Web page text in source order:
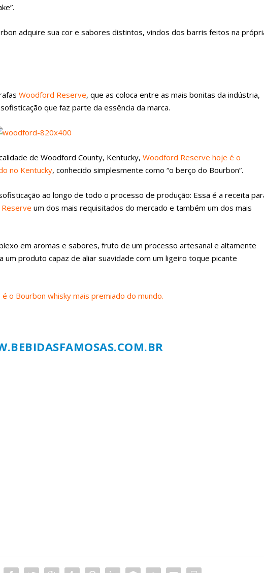
adquire sua cor e sabores distintos, vindos dos barris feitos na
Woodford Reserve, que as coloca entre as mais bonitas da indústria,
que faz parte da essência da marca.
de Woodford County, Kentucky,Woodford Reserve hoje é o
no Kentucky, conhecido simplesmente como “o berço do Bourbon”.
ao longo de todo o processo de produção: Essa é a receita
um dos mais requisitados do mercado e também um dos mais
em aromas e sabores, fruto de um processo artesanal e altamente
um produto capaz de aliar suavidade com um ligeiro toque picante
o Bourbon whisky mais premiado do mundo.